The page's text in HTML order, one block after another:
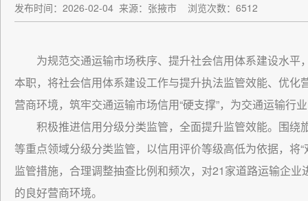
发布时间：2026-02-04 来源：张掖市 浏览次数：6512
为规范交通运输市场秩序、提升社会信用体系建设水
本职，将社会信用体系建设工作与提升执法监管效能、优化
营商环境，筑牢交通运输市场信用“硬支撑”，为交通运输行
积极推进信用分级分类监管，全面提升监管效能。围
等重点领域分级分类监管，以信用评价等级高低为依据，将
监管措施，合理调整抽查比例和频次，对21家道路运输企
的良好营商环境。